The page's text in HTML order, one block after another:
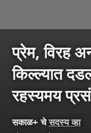
प्रेम, विरह
किल्ल्यात
रहस्यमय
सकाळ+ चेसदस्य व्हा